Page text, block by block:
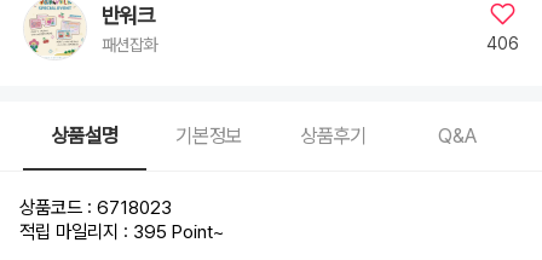
반워크
패션잡화 406
상품설명 기본정보 상품후기 Q&A
상품코드 : 6718023
적립 마일리지 : 395 Point~